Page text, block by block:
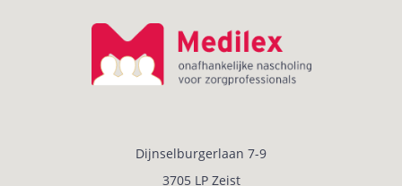
Dijnselburgerlaan 7-9
3705 LP Zeist